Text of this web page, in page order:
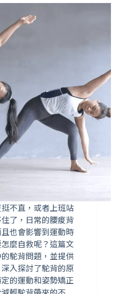
不直，或者上班站
了，日常的腰痠背
也會影響到運動時
麼自救呢？這篇文
駝背問題，並提供
入探討了駝背的原
的運動和姿勢矯正